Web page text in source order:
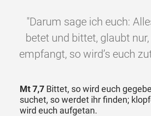
"Darum sage ich euch:
betet und bittet, glaubt nur,
empfangt, so wird’s euch
Mt 7,7 Bittet, so wird euch
suchet, so werdet ihr finden;
wird euch aufgetan.